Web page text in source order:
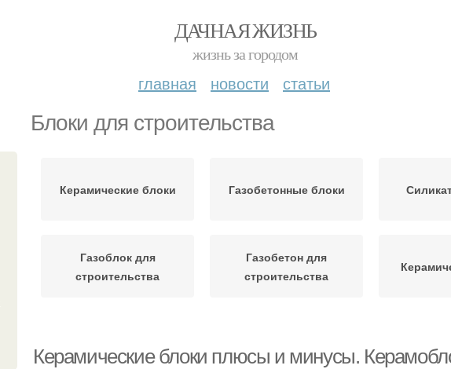
ДАЧНАЯ ЖИЗНЬ
жизнь за городом
главная новости статьи
Блоки для строительства
Керамические блоки Газобетонные блоки
Газоблок для
строительства
Газобетон для
строительства
Керамические блоки плюсы и минусы.